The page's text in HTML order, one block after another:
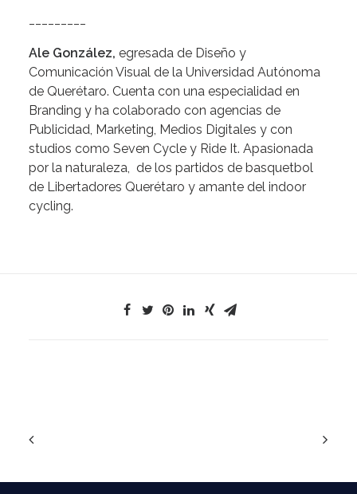
Ale González, egresada de Diseño y
Comunicación Visual de la Universidad Autónoma
de Querétaro. Cuenta con una especialidad en
Branding y ha colaborado con agencias de
Publicidad, Marketing, Medios Digitales y con
studios como Seven Cycle y Ride It. Apasionada
por la naturaleza, de los partidos de basquetbol
de Libertadores Querétaro y amante del indoor
cycling.